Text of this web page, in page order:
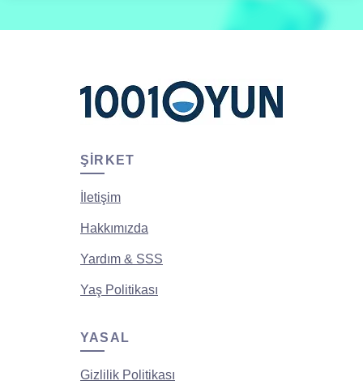
ŞIRKET
İletişim
Hakkımızda
Yardım & SSS
Yaş Politikası
YASAL
Gizlilik Politikası